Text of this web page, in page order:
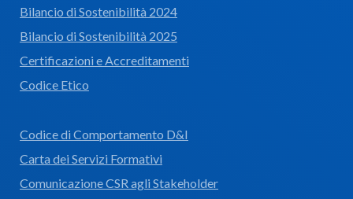
Bilancio di Sostenibilità 2024
Bilancio di Sostenibilità 2025
Certificazioni e Accreditamenti
Codice Etico
Codice di Comportamento D&I
Carta dei Servizi Formativi
Comunicazione CSR agli Stakeholder